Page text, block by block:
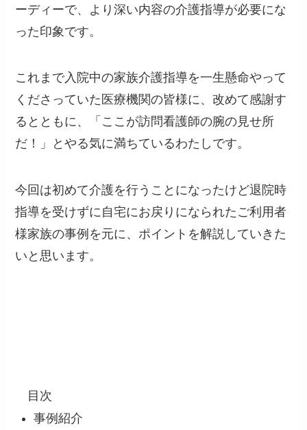
ーディーで、より深い内容の介護指導が必要にな
った印象です。
これまで入院中の家族介護指導を一生懸命やって
くださっていた医療機関の皆様に、改めて感謝す
るとともに、「ここが訪問看護師の腕の見せ所
だ！」とやる気に満ちているわたしです。
今回は初めて介護を行うことになったけど退院時
指導を受けずに自宅にお戻りになられたご利用者
様家族の事例を元に、ポイントを解説していきた
いと思います。
目次
事例紹介